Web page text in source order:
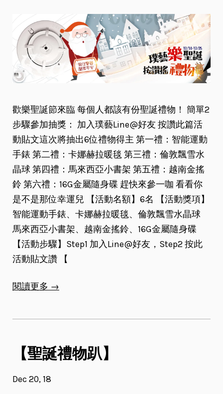
歡樂聖誕節來臨 每個人都該有份聖誕禮物！ 簡單2
步驟參加抽獎： 加入璞藝Line@好友 按讚此篇活
動貼文這次將抽出6位禮物得主 第一禮：智能運動
手錶 第二禮：卡娜赫拉暖毯 第三禮：倫敦飄雪水
晶球 第四禮：馬來西亞小書架 第五禮：越南金搖
鈴 第六禮：16G金屬隨身碟 趕快來參一咖 看看你
是不是那位幸運兒 【活動名額】6名 【活動獎項】
智能運動手錶、卡娜赫拉暖毯、倫敦飄雪水晶球
馬來西亞小書架、越南金搖鈴、16G金屬隨身碟
【活動步驟】Step1 加入Line@好友，Step2 按此
活動貼文讚 【
閱讀更多 →
【聖誕禮物趴】
Dec 20, 18